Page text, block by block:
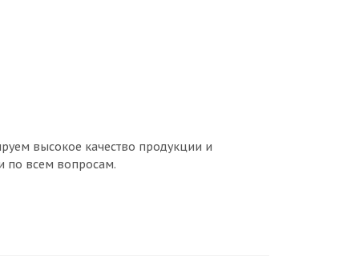
высокое качество продукции и
по всем вопросам.